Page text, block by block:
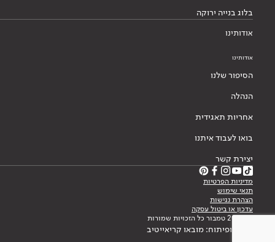
בלוג בנייה ירוקה
אודותינו
אודותינו
הסיפור שלנו
הנהלה
אחריות תאגידית
בואו לעבוד איתנו
יצירת קשר
מדיניות הפרטיות
תנאי שימוש
הצהרת נגישות
עדכון או ביטול עסקה
© 2026 טמבור כל הזכויות שמורות
עיצוב ופיתוח: מובאו קריאייטיב